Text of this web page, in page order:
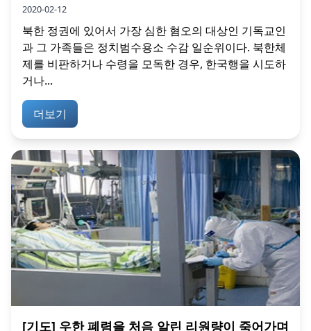
2020-02-12
북한 정권에 있어서 가장 심한 혐오의 대상인 기독교인
과 그 가족들은 정치범수용소 수감 일순위이다. 북한체
제를 비판하거나 수령을 모독한 경우, 한국행을 시도하
거나...
더보기
[기도] 우한 폐렴을 처음 알린 리원량이 죽어가며